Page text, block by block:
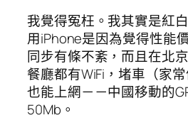
我覺得冤枉。我其實是紅
用iPhone是因為覺得性能
同步有條不紊，而且在北
餐廳都有WiFi，堵車（家
也能上網－－中國移動的
50Mb。